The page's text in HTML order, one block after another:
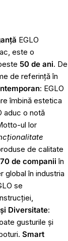
EGLO
este o
50 de ani. De
de referință în
: EGLO
îmbină estetica
aduc o notă
ul lor
de calitate
70 de companii în
global în industria
se
Diversitate:
gusturile și
Smart